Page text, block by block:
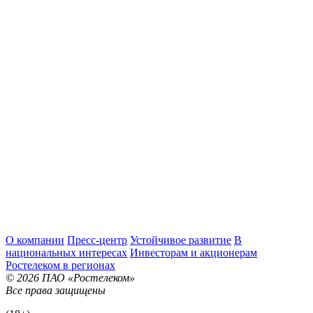
О компании Пресс-центр Устойчивое развитие В
национальных интересах Инвесторам и акционерам
Ростелеком в регионах
© 2026 ПАО «Ростелеком»
Все права защищены